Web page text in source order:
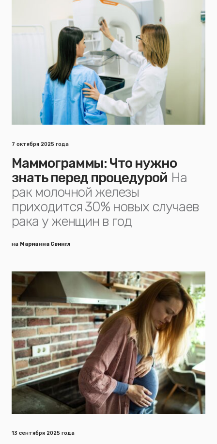
7 октября 2025 года
Маммограммы: Что нужно
знать перед процедурой На
рак молочной железы
приходится 30% новых случаев
рака у женщин в год
на Марианна Свингл
13 сентября 2025 года